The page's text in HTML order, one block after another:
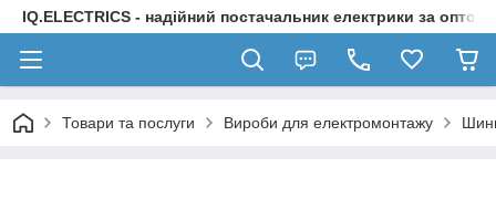
IQ.ELECTRICS - надійний постачальник електрики за
Товари та послуги Вироби для електромонтажу